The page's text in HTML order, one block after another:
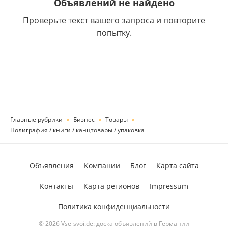
Проверьте текст вашего запроса и повторите
попытку.
Главные рубрики Бизнес
Товары
Полиграфия / книги / канцтовары / упаковка
© 2026 Vse-svoi.de: доска объявлений в Германии
Объявления Компании Блог Карта сайта
Контакты Карта регионов Impressum
Политика конфиденциальности